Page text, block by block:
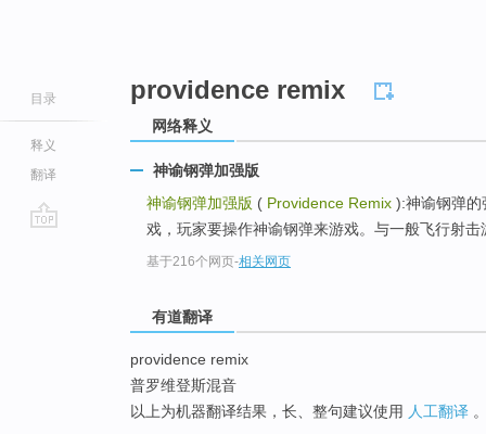
目录
释义
翻译
providence remix
网络释义
神谕钢弹加强版
神谕钢弹加强版 ( Providence Remix ):神谕钢弹的
戏，玩家要操作神谕钢弹来游戏。与一般飞行射击
基于216个网页-相关网页
有道翻译
providence remix
普罗维登斯混音
以上为机器翻译结果，长、整句建议使用 人工翻译